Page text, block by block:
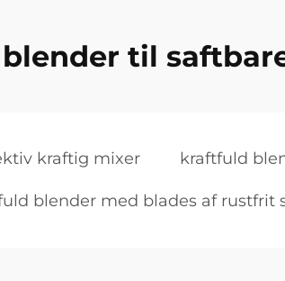
til
kraftig mixer kraftfuld
blender med blades af rustfrit